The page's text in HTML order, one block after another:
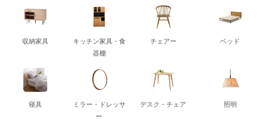
収納家具
キッチン家具・食
器棚
チェアー ベッド
寝具
ミラー・ドレッサ
ー
デスク・チェア 照明